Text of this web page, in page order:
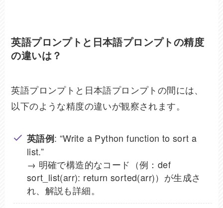
英語プロンプトと日本語プロンプトの精度
の違いは？
英語プロンプトと日本語プロンプトの間には、
以下のような精度の違いが観察されます。
英語例: “Write a Python function to sort a
list.”
→ 明確で構造的なコード（例：def
sort_list(arr): return sorted(arr)）が生成さ
れ、解説も詳細。